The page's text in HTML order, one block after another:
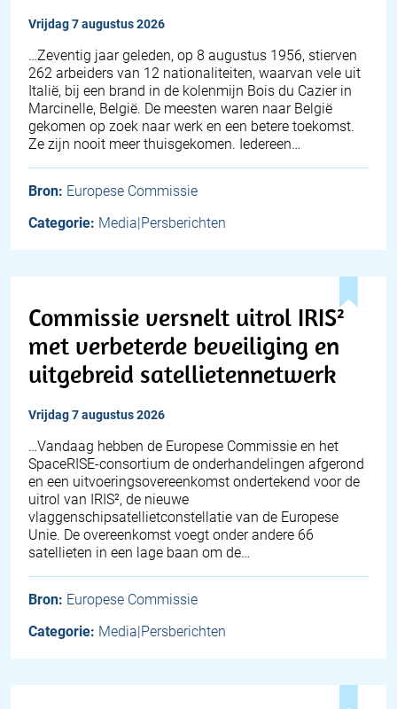
vrijdag 7 augustus 2026
…Zeventig jaar geleden, op 8 augustus 1956, stierven
262 arbeiders van 12 nationaliteiten, waarvan vele uit
Italië, bij een brand in de kolenmijn Bois du Cazier in
Marcinelle, België. De meesten waren naar België
gekomen op zoek naar werk en een betere toekomst.
Ze zijn nooit meer thuisgekomen. Iedereen…
Bron: Europese Commissie
Categorie: Media|Persberichten
Commissie versnelt uitrol IRIS²
met verbeterde beveiliging en
uitgebreid satellietennetwerk
vrijdag 7 augustus 2026
…Vandaag hebben de Europese Commissie en het
SpaceRISE-consortium de onderhandelingen afgerond
en een uitvoeringsovereenkomst ondertekend voor de
uitrol van IRIS², de nieuwe
vlaggenschipsatellietconstellatie van de Europese
Unie. De overeenkomst voegt onder andere 66
satellieten in een lage baan om de…
Bron: Europese Commissie
Categorie: Media|Persberichten